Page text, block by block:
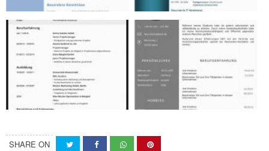
SHARE ON